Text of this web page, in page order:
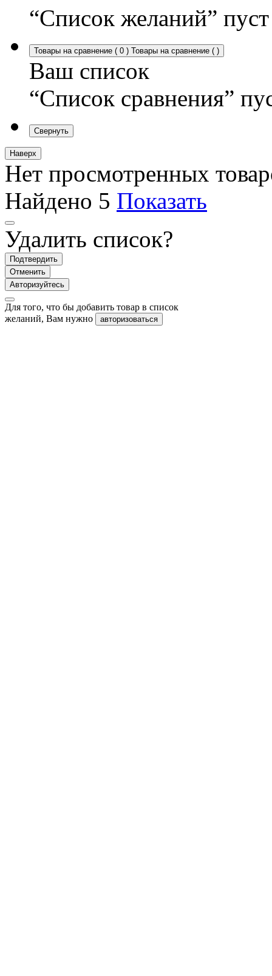
“Список желаний” пуст
Товары на сравнение ( 0 ) Товары на сравнение ( )
Ваш список
“Список сравнения”
Свернуть
Наверх
Нет просмотренных
Найдено 5 Показать
Удалить список?
Подтвердить
Отменить
Авторизуйтесь
Для того, что бы добавить товар в список
желаний, Вам нужно
авторизоваться